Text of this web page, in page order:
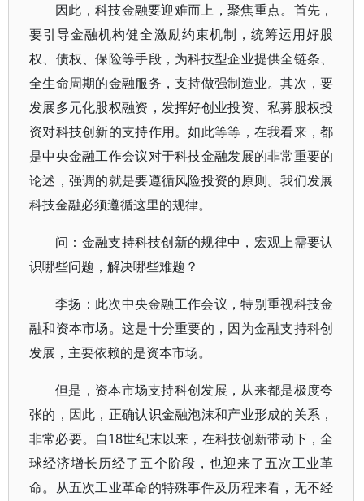
因此，科技金融要迎难而上，聚焦重点。首先，
要引导金融机构健全激励约束机制，统筹运用好股
权、债权、保险等手段，为科技型企业提供全链条、
全生命周期的金融服务，支持做强制造业。其次，要
发展多元化股权融资，发挥好创业投资、私募股权投
资对科技创新的支持作用。如此等等，在我看来，都
是中央金融工作会议对于科技金融发展的非常重要的
论述，强调的就是要遵循风险投资的原则。我们发展
科技金融必须遵循这里的规律。
问：金融支持科技创新的规律中，宏观上需要认
识哪些问题，解决哪些难题？
李扬：此次中央金融工作会议，特别重视科技金
融和资本市场。这是十分重要的，因为金融支持科创
发展，主要依赖的是资本市场。
但是，资本市场支持科创发展，从来都是极度夸
张的，因此，正确认识金融泡沫和产业形成的关系，
非常必要。自18世纪末以来，在科技创新带动下，全
球经济增长历经了五个阶段，也迎来了五次工业革
命。从五次工业革命的特殊事件及历程来看，无不经